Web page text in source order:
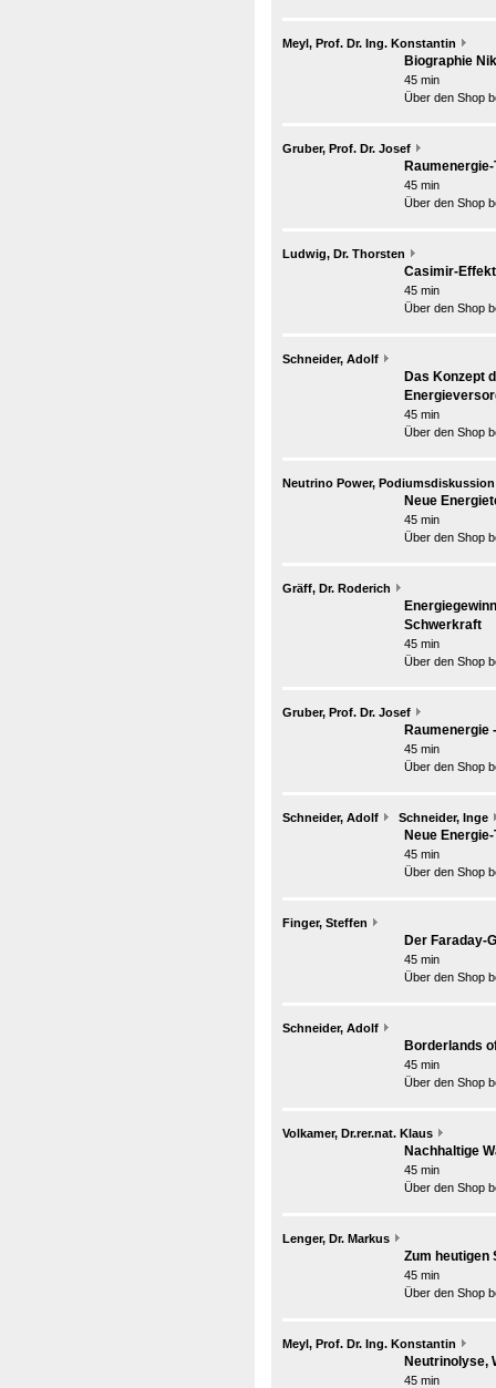
Meyl, Prof. Dr. Ing. Konstantin
Biographie
45 min
Über den Shop
Gruber, Prof. Dr. Josef
45 min
Über den Shop
Ludwig, Dr. Thorsten
Casimir-
45 min
Über den Shop
Schneider, Adolf
Das Konzept
45 min
Über den Shop
Neutrino Power, Podiumsdiskussion
Neue
45 min
Über den Shop
Gräff, Dr. Roderich
Schwerkraft
45 min
Über den Shop
Gruber, Prof. Dr. Josef
Raumenergie
45 min
Über den Shop
Schneider, Adolf Schneider, Inge
Neue
45 min
Über den Shop
Finger, Steffen
Der Faraday-
45 min
Über den Shop
Schneider, Adolf
Borderlands
45 min
Über den Shop
Volkamer, Dr.rer.nat. Klaus
Nachhaltige
45 min
Über den Shop
Lenger, Dr. Markus
Zum heutigen
45 min
Über den Shop
Meyl, Prof. Dr. Ing. Konstantin
Neutrinolyse,
45 min